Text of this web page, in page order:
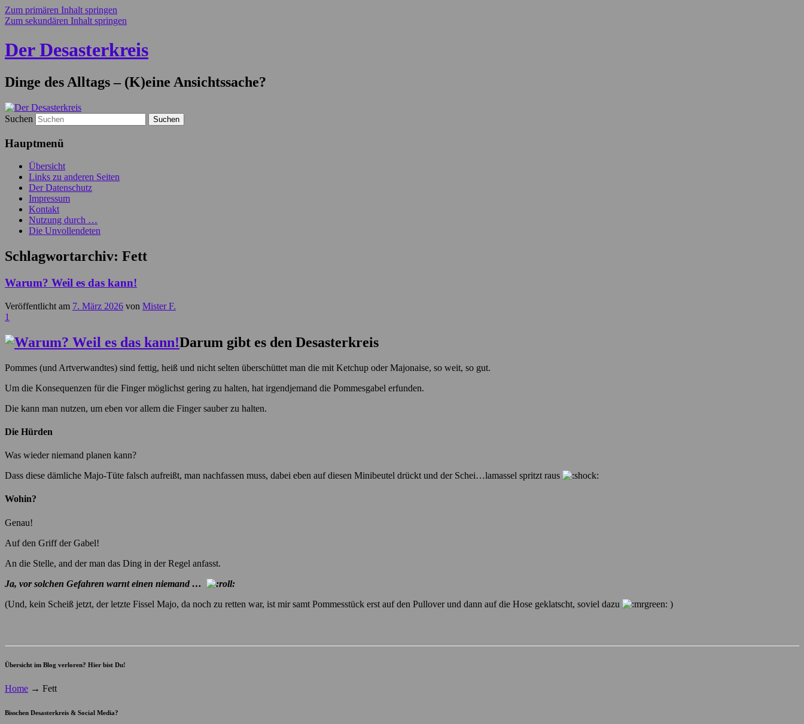
Zum primären Inhalt springen
Zum sekundären Inhalt springen
Der Desasterkreis
Dinge des Alltags – (K)eine Ansichtssache?
Suchen
Hauptmenü
Übersicht
Links zu anderen Seiten
Der Datenschutz
Impressum
Kontakt
Nutzung durch …
Die Unvollendeten
Schlagwortarchiv: Fett
Warum? Weil es das kann!
Veröffentlicht am 7. März 2026 von Mister F.
1
Darum gibt es den Desasterkreis
Pommes (und Artverwandtes) sind fettig, heiß und nicht selten überschüttet man die mit Ketchup oder Majonaise, so weit, so gut.
Um die Konsequenzen für die Finger möglichst gering zu halten, hat irgendjemand die Pommesgabel erfunden.
Die kann man nutzen, um eben vor allem die Finger sauber zu halten.
Die Hürden
Was wieder niemand planen kann?
Dass diese dämliche Majo-Tüte falsch aufreißt, man nachfassen muss, dabei eben auf diesen Minibeutel drückt und der Schei…lamassel spritzt raus
Wohin?
Genau!
Auf den Griff der Gabel!
An die Stelle, and der man das Ding in der Regel anfasst.
Ja, vor solchen Gefahren warnt einen niemand …
(Und, kein Scheiß jetzt, der letzte Fissel Majo, da noch zu retten war, ist mir samt Pommesstück erst auf den Pullover und dann auf die Hose geklatscht, soviel dazu
)
Übersicht im Blog verloren? Hier bist Du!
Home → Fett
Bisschen Desasterkreis & Social Media?